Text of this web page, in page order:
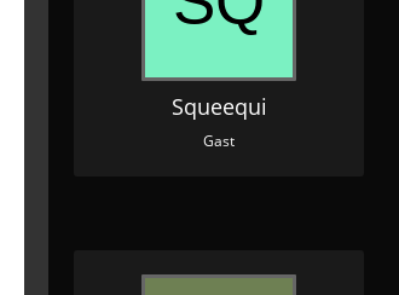
Squeequi
Gast